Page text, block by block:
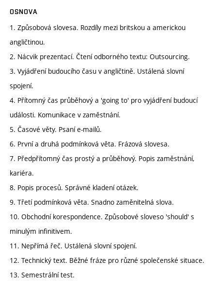
OSNOVA
1. Způsobová slovesa. Rozdíly mezi britskou a americkou
angličtinou.
2. Nácvik prezentací. Čtení odborného textu: Outsourcing.
3. Vyjádření budoucího času v angličtině. Ustálená slovní
spojení.
4. Přítomný čas průběhový a 'going to' pro vyjádření budoucí
události. Komunikace v zaměstnání.
5. Časové věty. Psaní e-mailů.
6. První a druhá podmínková věta. Frázová slovesa.
7. Předpřítomný čas prostý a průběhový. Popis zaměstnání,
kariéra.
8. Popis procesů. Správné kladení otázek.
9. Třetí podmínková věta. Snadno zaměnitelná slova.
10. Obchodní korespondence. Způsobové sloveso 'should' s
minulým infinitivem.
11. Nepřímá řeč. Ustálená slovní spojení.
12. Technický text. Běžné fráze pro různé společenské situace.
13. Semestrální test.